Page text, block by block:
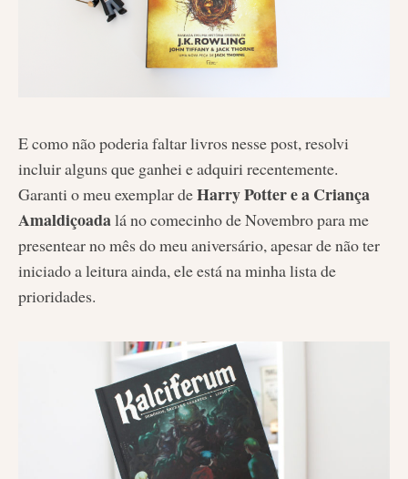
E como não poderia faltar livros nesse post, resolvi
incluir alguns que ganhei e adquiri recentemente.
Garanti o meu exemplar deHarry Potter e a Criança
Amaldiçoadalá no comecinho de Novembro para me
presentear no mês do meu aniversário, apesar de não ter
iniciado a leitura ainda, ele está na minha lista de
prioridades.